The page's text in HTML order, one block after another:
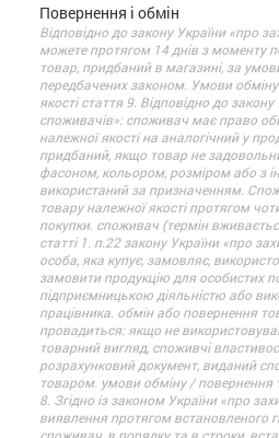
Повернення і обмін
Відповідно до закону України «про
можете протягом 14 днів з моменту
товар, придбаний в магазині, за
передбачених законом. Умови
якості стаття 9. Відповідно до
споживачів»: споживач має право
належної якості на аналогічний у
придбаний, якщо товар не
фасоном, кольором, розміром або з
використаний за призначенням.
товару належної якості протягом
покупки. споживач (термін
статті 1. п.22 закону України «про
особа, яка купує, замовляє,
замовити продукцію для особистих
підприємницькою діяльністю або
працівника. обмін або повернення
провадиться: якщо не
товарний вигляд, споживчі
розрахунковий документ, виданий
товаром. умови обміну / повернення
8. Згідно із законом України «про
виявлення протягом встановленого
споживач, в порядку та в строки,